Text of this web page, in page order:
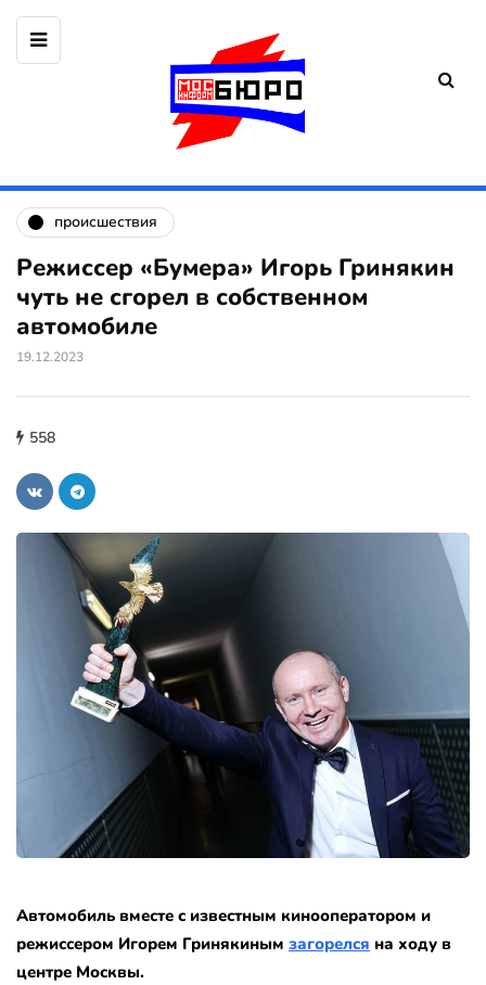
происшествия
Режиссер «Бумера» Игорь Гринякин
чуть не сгорел в собственном
автомобиле
19.12.2023
558
Автомобиль вместе с известным кинооператором и
режиссером Игорем Гринякиным загорелся на ходу в
центре Москвы.